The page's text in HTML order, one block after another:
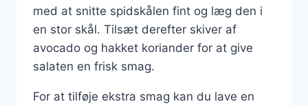
med at snitte spidskålen fint og læg den i
en stor skål. Tilsæt derefter skiver af
avocado og hakket koriander for at give
salaten en frisk smag.
For at tilføje ekstra smag kan du lave en